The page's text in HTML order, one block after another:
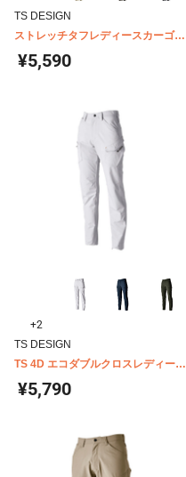
TS DESIGN
ストレッチタフレディースカーゴパ
ンツ 846141
¥5,590
+2
TS DESIGN
TS 4D エコダブルクロスレディース
カーゴパンツ 56141
¥5,790